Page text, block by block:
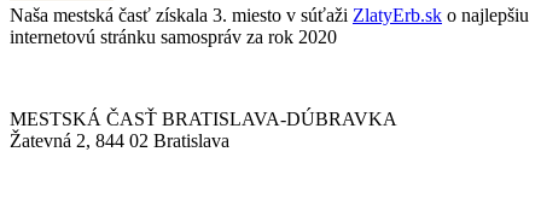
Naša mestská časť získala 3. miesto v súťaži ZlatyErb.sk o najlepšiu
internetovú stránku samospráv za rok 2020
MESTSKÁ ČASŤ BRATISLAVA-DÚBRAVKA
Žatevná 2, 844 02 Bratislava